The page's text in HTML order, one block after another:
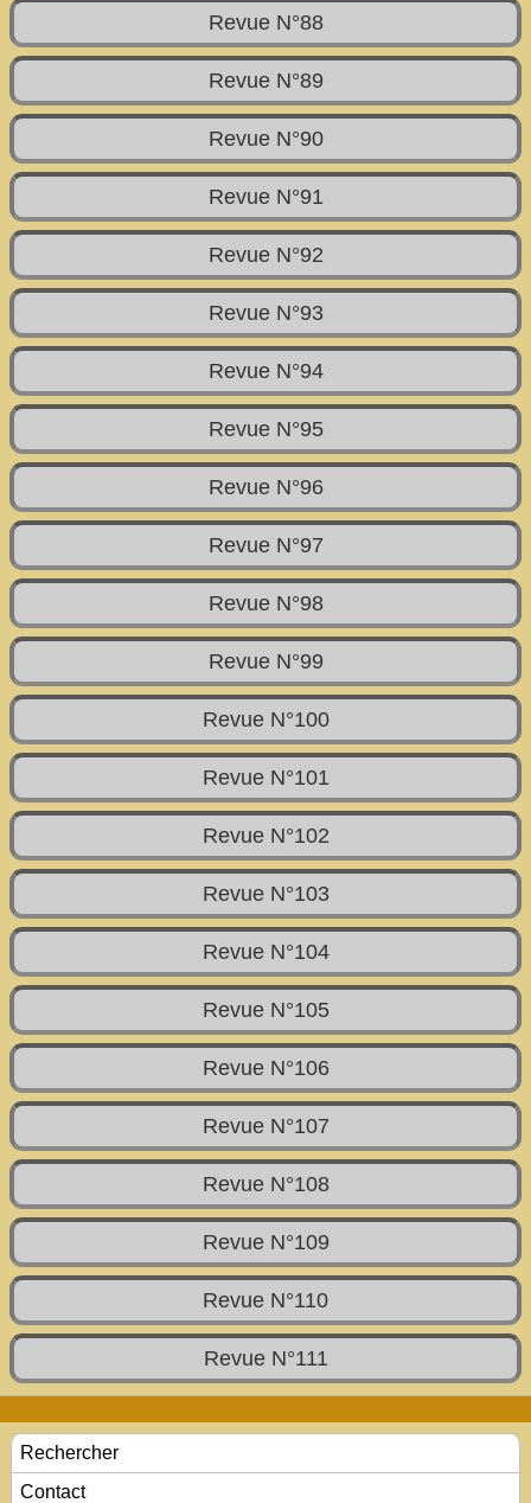
Revue N°88
Revue N°89
Revue N°90
Revue N°91
Revue N°92
Revue N°93
Revue N°94
Revue N°95
Revue N°96
Revue N°97
Revue N°98
Revue N°99
Revue N°100
Revue N°101
Revue N°102
Revue N°103
Revue N°104
Revue N°105
Revue N°106
Revue N°107
Revue N°108
Revue N°109
Revue N°110
Revue N°111
Rechercher
Contact